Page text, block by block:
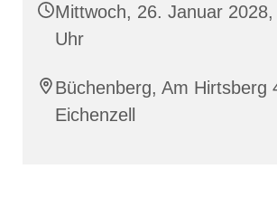
Mittwoch, 26. Januar
Uhr
Büchenberg, Am Hirtsberg
Eichenzell